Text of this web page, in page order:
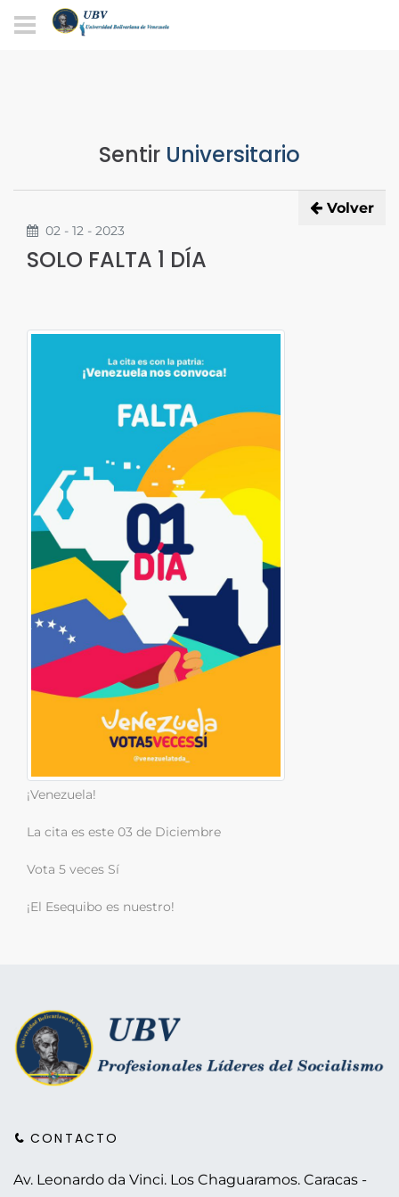
Sentir Universitario
Volver
02 - 12 - 2023
SOLO FALTA 1 DÍA
¡Venezuela!
La cita es este 03 de Diciembre
Vota 5 veces Sí
¡El Esequibo es nuestro!
CONTACTO
Av. Leonardo da Vinci. Los Chaguaramos. Caracas -